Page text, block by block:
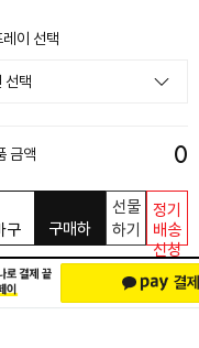
이 선택
금액 0
구 구매하
선물
하기
정기
배송
신청